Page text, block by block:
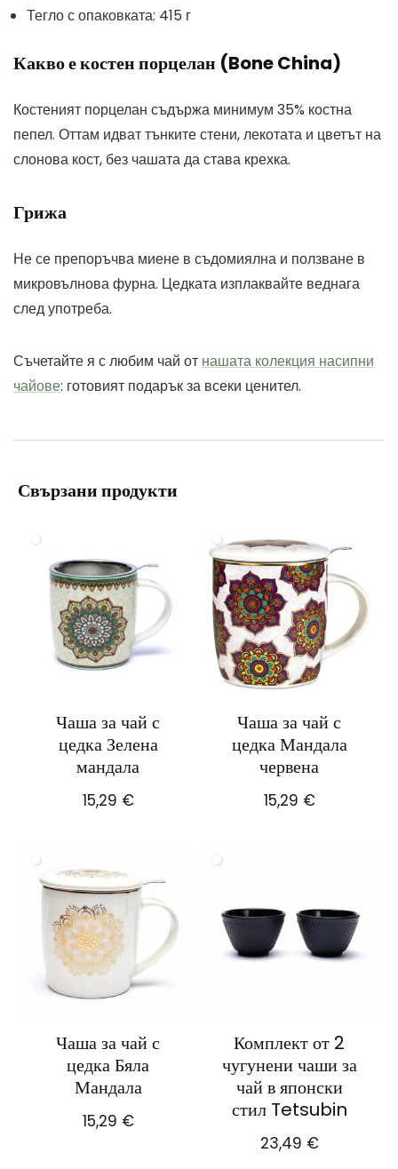
Тегло с опаковката: 415 г
Какво е костен порцелан (Bone China)
Костеният порцелан съдържа минимум 35% костна
пепел. Оттам идват тънките стени, лекотата и цветът на
слонова кост, без чашата да става крехка.
Грижа
Не се препоръчва миене в съдомиялна и ползване в
микровълнова фурна. Цедката изплаквайте веднага
след употреба.
Съчетайте я с любим чай от нашата колекция насипни
чайове: готовият подарък за всеки ценител.
Свързани продукти
Чаша за чай с
цедка Зелена
мандала
15,29 €
Чаша за чай с
цедка Мандала
червена
15,29 €
Чаша за чай с
цедка Бяла
Мандала
15,29 €
Комплект от 2
чугунени чаши за
чай в японски
стил Tetsubin
23,49 €